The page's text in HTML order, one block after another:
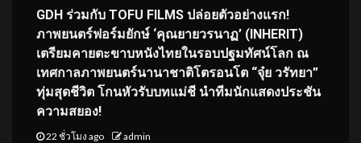
GDH ร่วมกับ TOFU FILMS ปล่อยตัวอย่างแรก!
ภาพยนตร์ฟอร์มยักษ์ ‘คุณยายวรนาฏ’ (INHERIT)
เตรียมคายตะขาบหนังไทยในรอบปฐมทัศน์โลก ณ
เทศกาลภาพยนตร์นานาชาติโตรอนโต “จุ๋ย วรัทยา”
ทุ่มสุดชีวิต โกนหัวรับบทแม่ชี นำทีมนักแสดงประชัน
ความสยอง!
22 ชั่วโมง ago admin